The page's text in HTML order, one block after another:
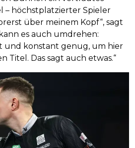
– höchstplatzierter Spieler
über meinem Kopf“, sagt
es auch umdrehen:
und konstant genug, um hier
Titel. Das sagt auch etwas.“